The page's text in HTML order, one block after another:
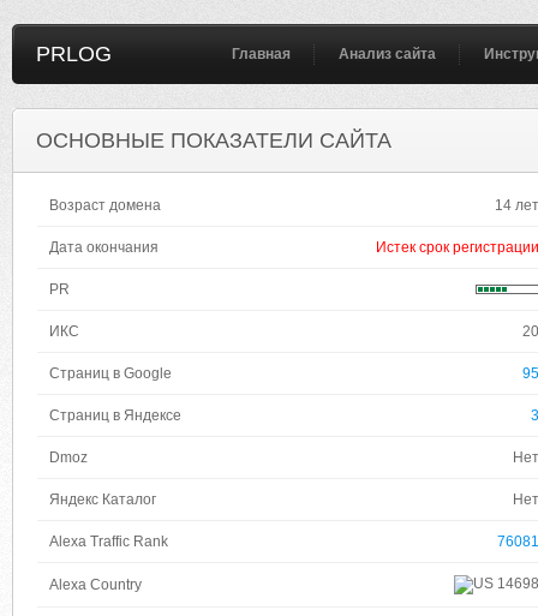
PRLOG Главная Анализ сайта
ОСНОВНЫЕ ПОКАЗАТЕЛИ САЙТА
Возраст домена 14 лет
Дата окончания Истек срок регистрации
PR
ИКС 20
Страниц в Google 95
Страниц в Яндексе 3
Dmoz Нет
Яндекс Каталог Нет
Alexa Traffic Rank 76081
Alexa Country 14698